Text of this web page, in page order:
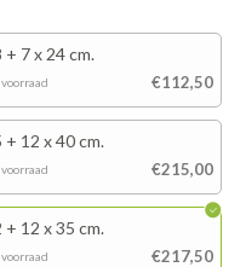
+ 7 x 24 cm.
€112,50
+ 12 x 40 cm.
€215,00
+ 12 x 35 cm.
€217,50